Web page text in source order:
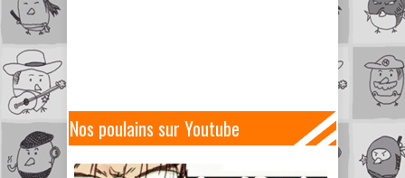
Nos poulains sur Youtube